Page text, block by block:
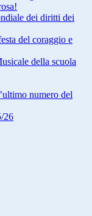
dei diritti dei
del coraggio e
della scuola
numero del
26